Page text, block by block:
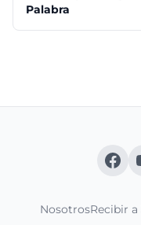
Palabra
NosotrosRecibir a